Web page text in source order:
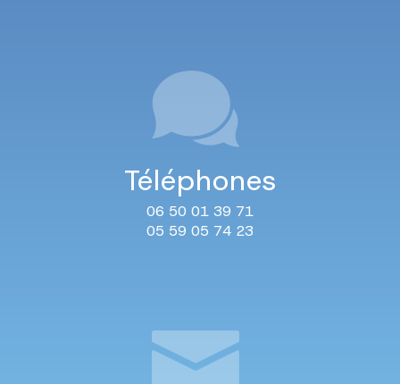
Téléphones
06 50 01 39 71
05 59 05 74 23